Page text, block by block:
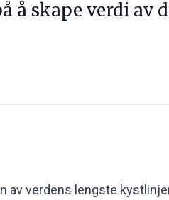
å skape verdi av
av verdens lengste